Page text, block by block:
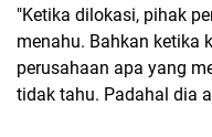
"Ketika dilokasi, pihak
menahu. Bahkan ketika
perusahaan apa yang
tidak tahu. Padahal dia